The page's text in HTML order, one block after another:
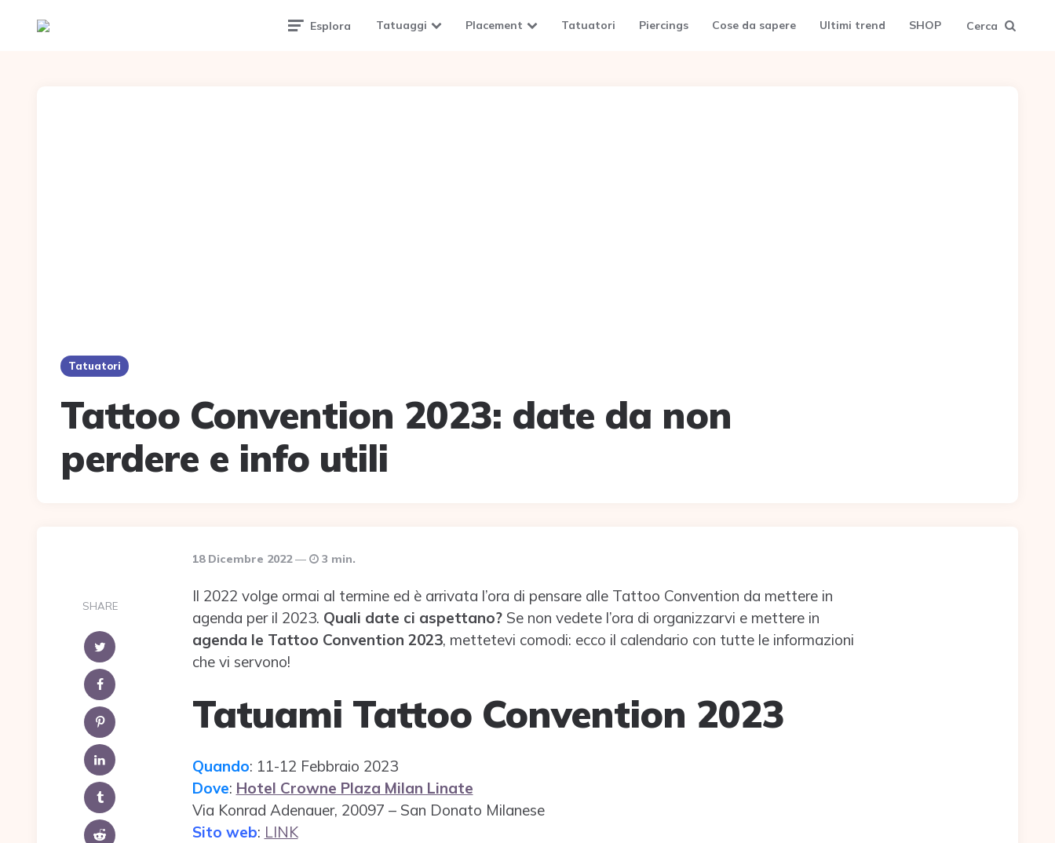
Esplora Tatuaggi Placement Tatuatori Piercings Cose da sapere Ultimi trend SHOP Cerca
Tatuatori
Tattoo Convention 2023: date da non
perdere e info utili
18 Dicembre 2022 3 min.
SHARE
Il 2022 volge ormai al termine ed è arrivata l’ora di pensare alle Tattoo Convention da mettere in
agenda per il 2023. Quali date ci aspettano?Se non vedete l’ora di organizzarvi e mettere in
agenda le Tattoo Convention 2023, mettetevi comodi: ecco il calendario con tutte le informazioni
che vi servono!
Tatuami Tattoo Convention 2023
Quando: 11-12 Febbraio 2023
Dove: Hotel Crowne Plaza Milan Linate‎
Via Konrad Adenauer, 20097 – San Donato Milanese
Sito web: LINK